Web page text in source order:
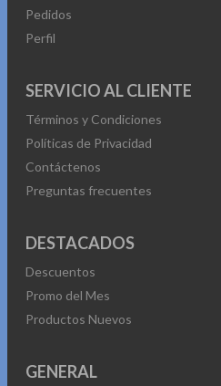
Pedidos
Perfil
SERVICIO AL CLIENTE
Términos y Condiciones
Políticas de Privacidad
Contáctenos
Preguntas frecuentes
DESTACADOS
Descuentos
Promo del Mes
Productos Nuevos
GENERAL